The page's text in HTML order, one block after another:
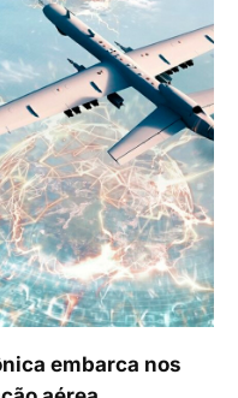
embarca nos